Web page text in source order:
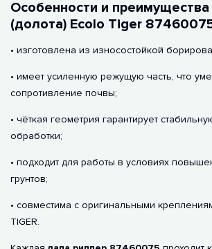
Особенности и
(долота) Ecolo Tiger
• изготовлена ​​из износостойкой
• имеет усиленную режущую часть, что
сопротивление почвы;
• чёткая геометрия гарантирует
обработки;
• подходит для работы в условиях
грунтов;
• совместима с оригинальными
TIGER.